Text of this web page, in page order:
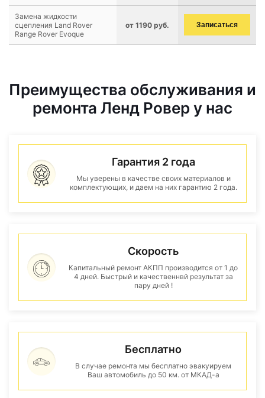
Замена жидкости
сцепления Land Rover
Range Rover Evoque
от 1190 руб. Записаться
Преимущества обслуживания и
ремонта Ленд Ровер у нас
Гарантия 2 года
Мы уверены в качестве своих материалов и
комплектующих, и даем на них гарантию 2 года.
Скорость
Капитальный ремонт АКПП производится от 1 до
4 дней. Быстрый и качественнвй результат за
пару дней !
Бесплатно
В случае ремонта мы бесплатно эвакуируем
Ваш автомобиль до 50 км. от МКАД-а